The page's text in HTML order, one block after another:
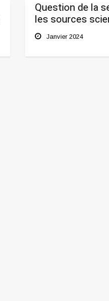
Question de la
les sources
Janvier 2024